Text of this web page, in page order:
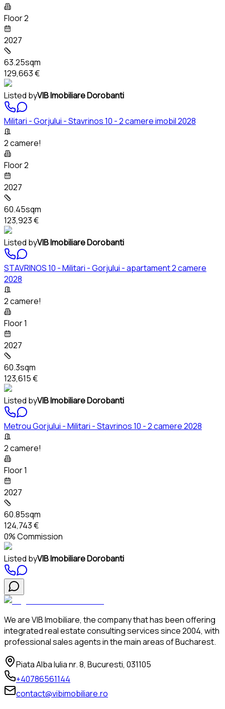
Floor 2
2027
63.25sqm
129,663 €
Listed byVIB Imobiliare Dorobanti
Militari - Gorjului - Stavrinos 10 - 2 camere imobil 2028
2 camere!
Floor 2
2027
60.45sqm
123,923 €
Listed byVIB Imobiliare Dorobanti
STAVRINOS 10 - Militari - Gorjului - apartament 2 camere
2028
2 camere!
Floor 1
2027
60.3sqm
123,615 €
Listed byVIB Imobiliare Dorobanti
Metrou Gorjului - Militari - Stavrinos 10 - 2 camere 2028
2 camere!
Floor 1
2027
60.85sqm
124,743 €
0% Commission
Listed byVIB Imobiliare Dorobanti
We are VIB Imobiliare, the company that has been offering
integrated real estate consulting services since 2004, with
professional sales agents in the main areas of Bucharest.
Piata Alba Iulia nr. 8, Bucuresti, 031105
+40786561144
contact@vibimobiliare.ro